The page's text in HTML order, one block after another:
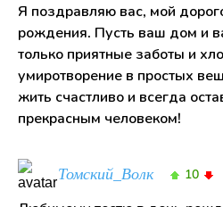
Я поздравляю вас, мой
рождения. Пусть ваш дом и
только приятные заботы и
умиротворение в простых
жить счастливо и всегда
прекрасным человеком!
Томский_Волк 10